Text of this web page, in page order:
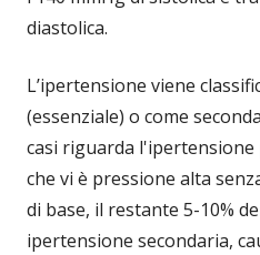
diastolica.
L’ipertensione viene
(essenziale) o come
casi riguarda l'ipertensione
che vi è pressione alta
di base, il restante 5-10%
ipertensione secondaria,